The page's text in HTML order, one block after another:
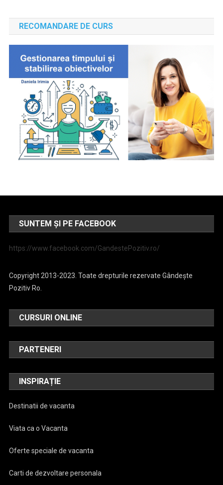
RECOMANDARE DE CURS
SUNTEM ȘI PE FACEBOOK
https://www.facebook.com/GandestePozitiv.ro/
Copyright 2013-2023. Toate drepturile rezervate Gândește
Pozitiv Ro.
CURSURI ONLINE
PARTENERI
INSPIRAȚIE
Destinatii de vacanta
Viata ca o Vacanta
Oferte speciale de vacanta
Carti de dezvoltare personala